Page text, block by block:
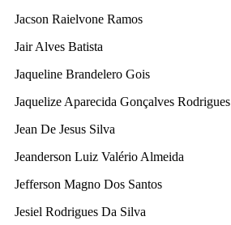
Jacson Raielvone Ramos
Jair Alves Batista
Jaqueline Brandelero Gois
Jaquelize Aparecida Gonçalves Rodrigues
Jean De Jesus Silva
Jeanderson Luiz Valério Almeida
Jefferson Magno Dos Santos
Jesiel Rodrigues Da Silva